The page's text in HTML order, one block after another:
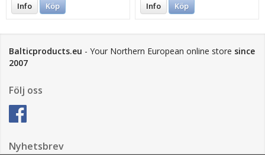
Info Köp Info Köp
Balticproducts.eu - Your Northern European online store since
2007
Följ oss
Nyhetsbrev